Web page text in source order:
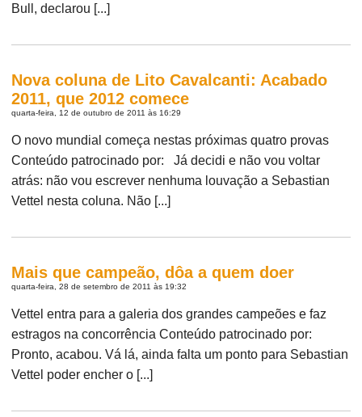
Bull, declarou [...]
Nova coluna de Lito Cavalcanti: Acabado
2011, que 2012 comece
quarta-feira, 12 de outubro de 2011 às 16:29
O novo mundial começa nestas próximas quatro provas
Conteúdo patrocinado por: Já decidi e não vou voltar
atrás: não vou escrever nenhuma louvação a Sebastian
Vettel nesta coluna. Não [...]
Mais que campeão, dôa a quem doer
quarta-feira, 28 de setembro de 2011 às 19:32
Vettel entra para a galeria dos grandes campeões e faz
estragos na concorrência Conteúdo patrocinado por:
Pronto, acabou. Vá lá, ainda falta um ponto para Sebastian
Vettel poder encher o [...]